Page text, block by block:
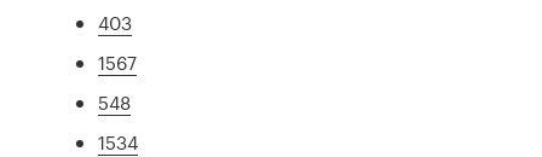
403
1567
548
1534